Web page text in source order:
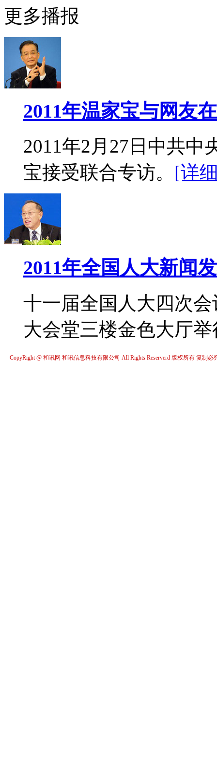
更多播报
2011年温家宝与网友
2011年2月27日中共中
宝接受联合专访。 [详
2011年全国人大新闻
十一届全国人大四次
大会堂三楼金色大厅
CopyRight @ 和讯网 和讯信息科技有限公司 All Rights Reserverd 版权所有 复制必